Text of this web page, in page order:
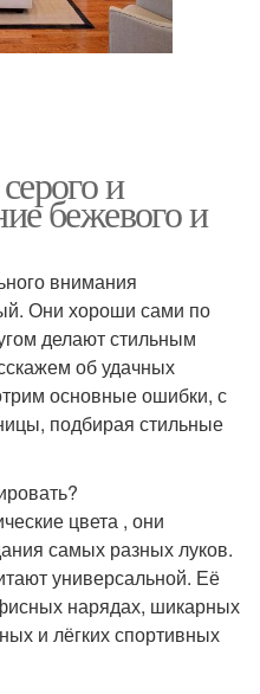
и
бежевого и
внимания
Они хороши сами по
делают стильным
об удачных
основные ошибки, с
подбирая стильные
цвета , они
самых разных луков.
универсальной. Её
нарядах, шикарных
и лёгких спортивных